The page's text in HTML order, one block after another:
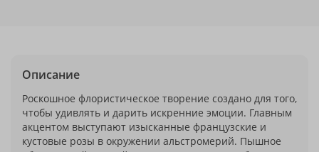
Описание
Роскошное флористическое творение создано для того,
чтобы удивлять и дарить искренние эмоции. Главным
акцентом выступают изысканные французские и
кустовые розы в окружении альстромерий. Пышное